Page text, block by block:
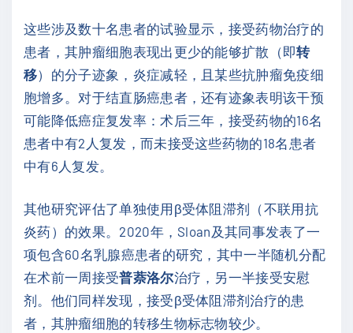
这些涉及数十名患者的试验显示，接受药物治疗的
患者，其肿瘤细胞表现出更少的能够扩散（即转
移）的分子迹象，炎症减轻，且某些抗肿瘤免疫细
胞增多。对于结直肠癌患者，还有迹象表明该干预
可能降低癌症复发率：术后三年，接受药物的16名
患者中有2人复发，而未接受这些药物的18名患者
中有6人复发。
其他研究评估了单独使用β受体阻滞剂（不联用抗
炎药）的效果。2020年，Sloan及其同事发表了一
项包含60名乳腺癌患者的研究，其中一半随机分配
在术前一周接受普萘洛尔治疗，另一半接受安慰
剂。他们同样发现，接受β受体阻滞剂治疗的患
者，其肿瘤细胞的转移生物标志物较少。